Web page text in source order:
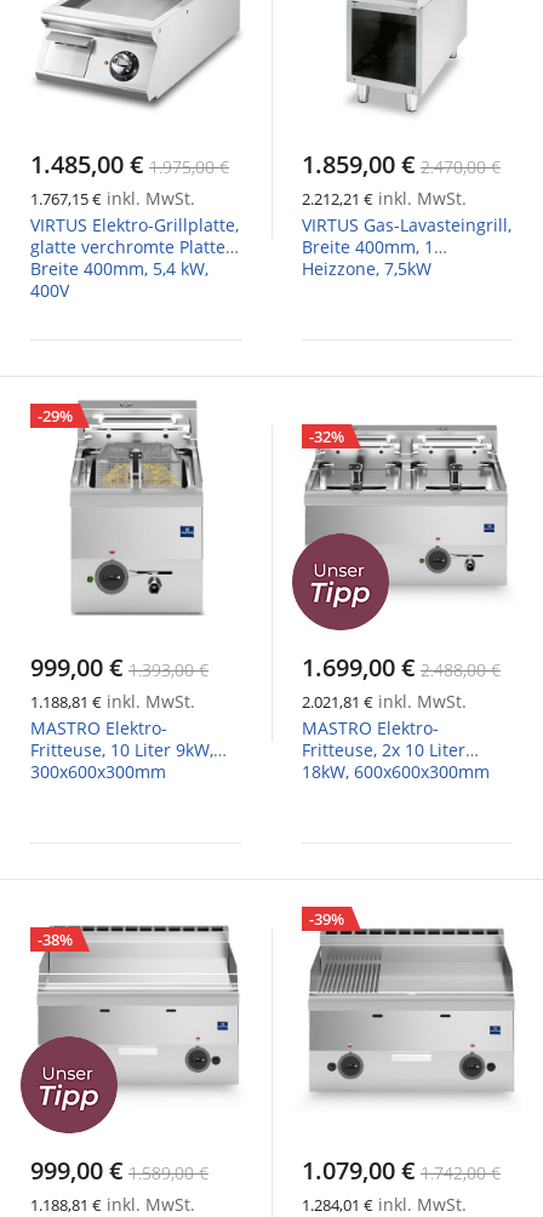
1.485,00 € 1.975,00 €
1.767,15 € inkl. MwSt.
VIRTUS Elektro-Grillplatte,
glatte verchromte Platte,
Breite 400mm, 5,4 kW,
400V
1.859,00 € 2.470,00 €
2.212,21 € inkl. MwSt.
VIRTUS Gas-Lavasteingrill,
Breite 400mm, 1
Heizzone, 7,5kW
-29%
999,00 € 1.393,00 €
1.188,81 € inkl. MwSt.
MASTRO Elektro-
Fritteuse, 10 Liter 9kW,
300x600x300mm
-32%
1.699,00 € 2.488,00 €
2.021,81 € inkl. MwSt.
MASTRO Elektro-
Fritteuse, 2x 10 Liter
18kW, 600x600x300mm
-38%
999,00 € 1.589,00 €
1.188,81 € inkl. MwSt.
-39%
1.079,00 € 1.742,00 €
1.284,01 € inkl. MwSt.